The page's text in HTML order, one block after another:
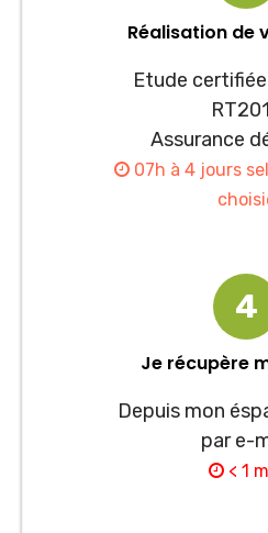
Réalisation de
Etude
Assurance
07h à 4 jours
4
Je récupère
Depuis mon
par e-
< 1